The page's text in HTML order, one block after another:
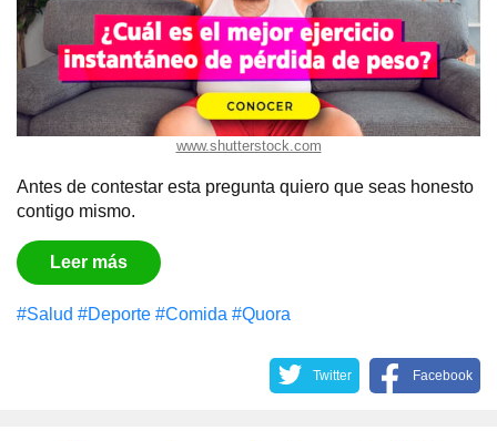
www.shutterstock.com
Antes de contestar esta pregunta quiero que seas honesto
contigo mismo.
Leer más
#Salud #Deporte #Comida #Quora
Twitter Facebook